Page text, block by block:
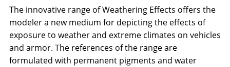
The innovative range of Weathering Effects offers the
modeler a new medium for depicting the effects of
exposure to weather and extreme climates on vehicles
and armor. The references of the range are
formulated with permanent pigments and water